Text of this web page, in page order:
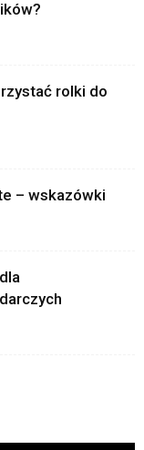
rolki do
– wskazówki